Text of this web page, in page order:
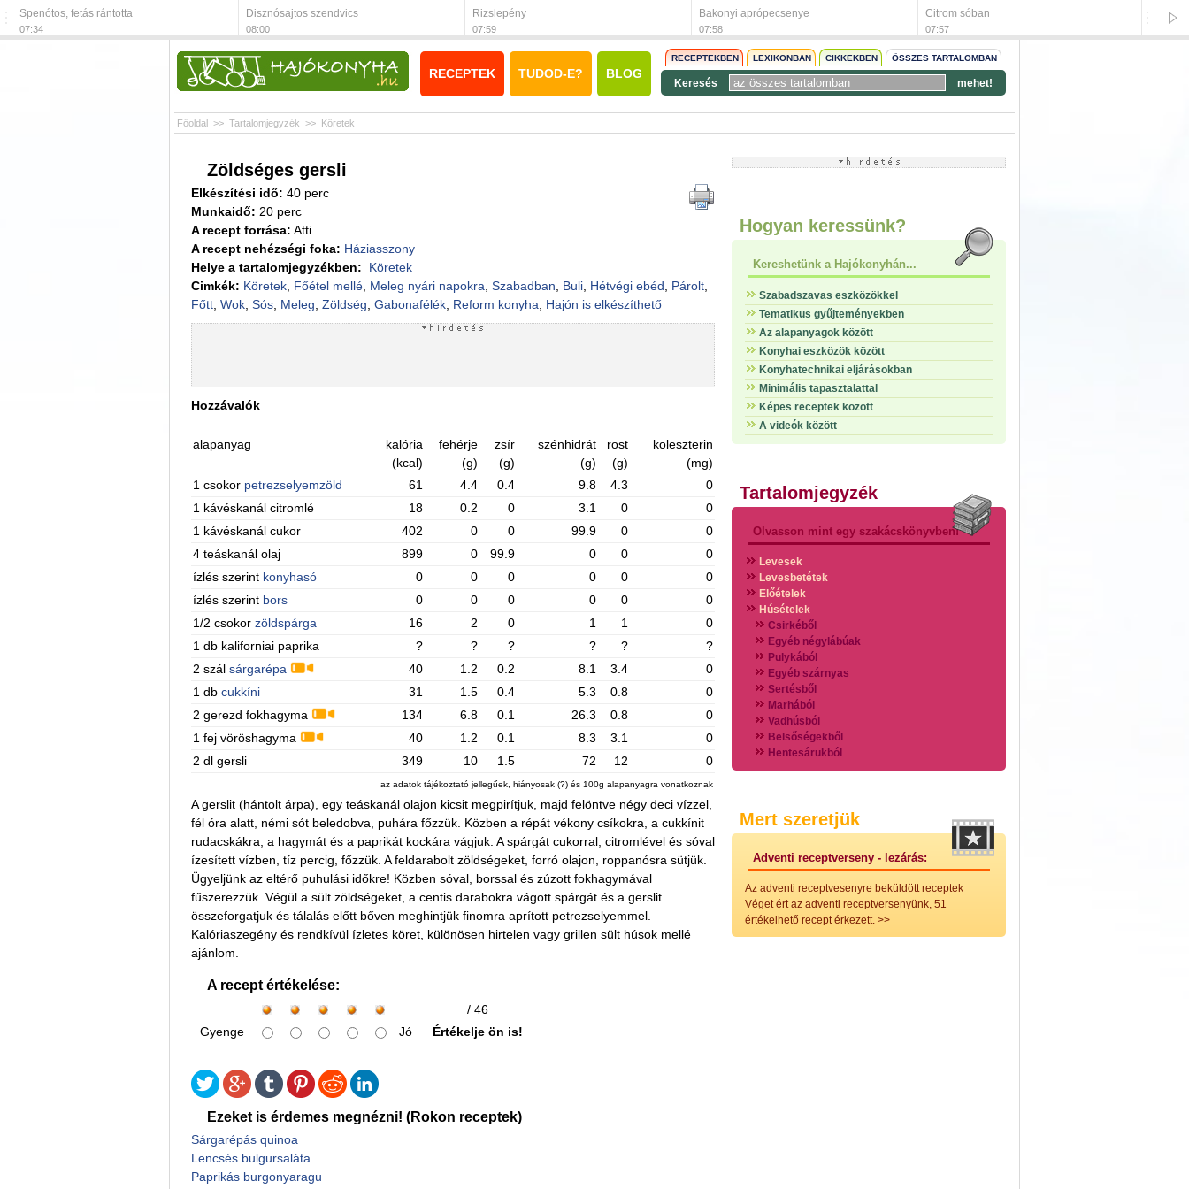
Spenótos, fetás rántotta
07:34
Disznósajtos szendvics
08:00
Rizslepény
07:59
Bakonyi aprópecsenye
07:58
Citrom sóban
07:57
RECEPTEK TUDOD-E? BLOG
RECEPTEKBEN LEXIKONBAN CIKKEKBEN ÖSSZES TARTALOMBAN
Keresés mehet!
Főoldal >> Tartalomjegyzék >> Köretek
Zöldséges gersli
Elkészítési idő: 40 perc
Munkaidő: 20 perc
A recept forrása: Atti
A recept nehézségi foka: Háziasszony
Helye a tartalomjegyzékben:
Köretek
Cimkék: Köretek, Főétel mellé, Meleg nyári napokra Szabadban Buli, Hétvégi ebéd Párolt,
Főtt, Wok, Sós, Meleg Zöldség Gabonafélék, Reform konyha Hajón is elkészíthető
Hozzávalók
alapanyag
kalória
(kcal)
fehérje
(g)
zsír
(g)
szénhidrát
(g)
rost
(g)
koleszterin
(mg)
1 csokor petrezselyemzöld 61 4.4 0.4 9.8 4.3
0
1 kávéskanál citromlé
18 0.2 0 3.1 0
0
1 kávéskanál cukor
402 0 0 99.9 0
0
4 teáskanál olaj
899 0 99.9 0 0
0
ízlés szerint konyhasó 0 0 0 0 0
0
ízlés szerint bors 0 0 0 0 0
0
1/2 csokor zöldspárga 16 2 0 1 1
0
1 db kaliforniai paprika
? ? ? ? ?
?
2 szál sárgarépa 40 1.2 0.2 8.1 3.4
0
1 db cukkíni 31 1.5 0.4 5.3 0.8
0
2 gerezd fokhagyma
134 6.8 0.1 26.3 0.8
0
1 fej vöröshagyma
40 1.2 0.1 8.3 3.1
0
2 dl gersli
349 10 1.5 72 12 0
az adatok tájékoztató jellegűek, hiányosak (?) és 100g alapanyagra vonatkoznak
A gerslit (hántolt árpa), egy teáskanál olajon kicsit megpirítjuk, majd felöntve négy deci vízzel,
fél óra alatt, némi sót beledobva, puhára főzzük. Közben a répát vékony csíkokra, a cukkínit
rudacskákra, a hagymát és a paprikát kockára vágjuk. A spárgát cukorral, citromlével és sóval
ízesített vízben, tíz percig, főzzük. A feldarabolt zöldségeket, forró olajon, roppanósra sütjük.
Ügyeljünk az eltérő puhulási időkre! Közben sóval, borssal és zúzott fokhagymával
fűszerezzük. Végül a sült zöldségeket, a centis darabokra vágott spárgát és a gerslit
összeforgatjuk és tálalás előtt bőven meghintjük finomra aprított petrezselyemmel.
Kalóriaszegény és rendkívül ízletes köret, különösen hirtelen vagy grillen sült húsok mellé
ajánlom.
A recept értékelése:
/ 46
Gyenge
Jó Értékelje ön is!
Ezeket is érdemes megnézni! (Rokon receptek)
Sárgarépás quinoa
Lencsés bulgursaláta
Paprikás burgonyaragu
Hogyan keressünk?
Kereshetünk a Hajókonyhán...
Szabadszavas eszközökkel
Tematikus gyűjteményekben
Az alapanyagok között
Konyhai eszközök között
Konyhatechnikai eljárásokban
Minimális tapasztalattal
Képes receptek között
A videók között
Tartalomjegyzék
Olvasson mint egy szakácskönyvben!
Levesek
Levesbetétek
Előételek
Húsételek
Csirkéből
Egyéb négylábúak
Pulykából
Egyéb szárnyas
Sertésből
Marhából
Vadhúsból
Belsőségekből
Hentesárukból
Vadszárnyasokból
Halak
Hidegvérűek
Klasszikus főzelékek
Zöldséges ételek
Saláták
Hidegkonyhai készítmények
Mert szeretjük
Adventi receptverseny - lezárás:
Az adventi receptvesenyre beküldött receptek
Véget ért az adventi receptversenyünk, 51
értékelhető recept érkezett.>>